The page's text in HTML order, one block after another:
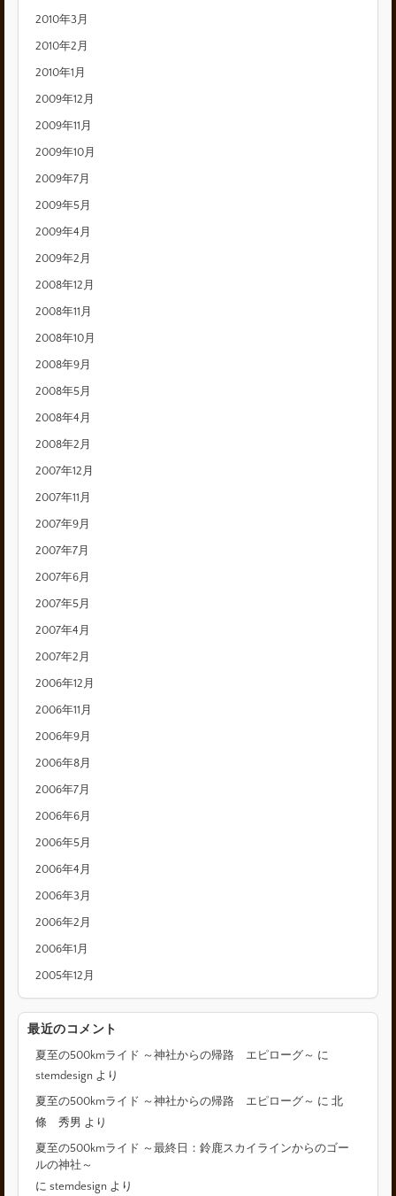
2010年3月
2010年2月
2010年1月
2009年12月
2009年11月
2009年10月
2009年7月
2009年5月
2009年4月
2009年2月
2008年12月
2008年11月
2008年10月
2008年9月
2008年5月
2008年4月
2008年2月
2007年12月
2007年11月
2007年9月
2007年7月
2007年6月
2007年5月
2007年4月
2007年2月
2006年12月
2006年11月
2006年9月
2006年8月
2006年7月
2006年6月
2006年5月
2006年4月
2006年3月
2006年2月
2006年1月
2005年12月
最近のコメント
夏至の500kmライド ～神社からの帰路 エピローグ～ に
stemdesign より
夏至の500kmライド ～神社からの帰路 エピローグ～ に北
條 秀男 より
夏至の500kmライド ～最終日：鈴鹿スカイラインからのゴー
ルの神社～
にstemdesign より